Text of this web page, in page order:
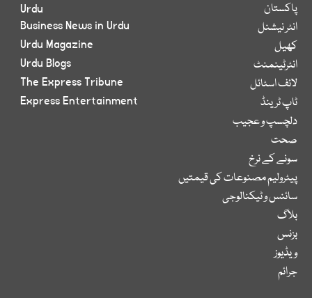
پاکستان
انٹر نیشنل
کھیل
انٹرٹینمنٹ
لائف اسٹائل
ٹاپ ٹرینڈ
دلچسپ و عجیب
صحت
سونے کے نرخ
پیٹرولیم مصنوعات کی قیمتیں
سائنس و ٹیکنالوجی
بلاگ
بزنس
ویڈیوز
جرائم
Urdu
Business News in Urdu
Urdu Magazine
Urdu Blogs
The Express Tribune
Express Entertainment